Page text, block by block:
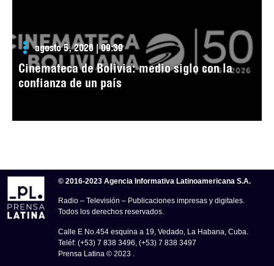
agosto 5, 2026 | 09:39
Cinemateca de Bolivia: medio siglo con la
confianza de un país
© 2016-2023 Agencia Informativa Latinoamericana S.A.
Radio – Televisión – Publicaciones impresas y digitales.
Todos los derechos reservados.
Calle E No.454 esquina a 19, Vedado, La Habana, Cuba.
Teléf: (+53) 7 838 3496, (+53) 7 838 3497
Prensa Latina © 2023 .